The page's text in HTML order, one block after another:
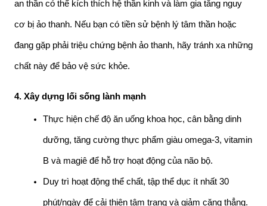
an thần có thể kích thích hệ thần kinh và làm gia tăng nguy
cơ bị ảo thanh. Nếu bạn có tiền sử bệnh lý tâm thần hoặc
đang gặp phải triệu chứng bệnh ảo thanh, hãy tránh xa những
chất này để bảo vệ sức khỏe.
4. Xây dựng lối sống lành mạnh
Thực hiện chế độ ăn uống khoa học, cân bằng dinh
dưỡng, tăng cường thực phẩm giàu omega-3, vitamin
B và magiê để hỗ trợ hoạt động của não bộ.
Duy trì hoạt động thể chất, tập thể dục ít nhất 30
phút/ngày để cải thiện tâm trạng và giảm căng thẳng.